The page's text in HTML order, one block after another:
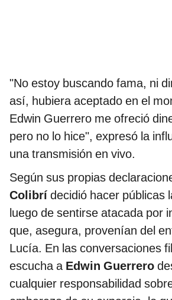
"No estoy buscando fama, ni
así, hubiera aceptado en el
Edwin Guerrero me ofreció
pero no lo hice", expresó la
una transmisión en vivo.
Según sus propias
Colibrí decidió hacer públicas
luego de sentirse atacada por
que, asegura, provenían del
Lucía. En las conversaciones
escucha a Edwin Guerrero
cualquier responsabilidad